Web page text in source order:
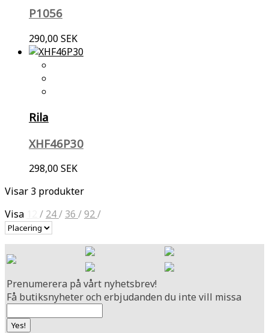
P1056
290,00 SEK
Rila
XHF46P30
298,00 SEK
Visar 3 produkter
Visa
/ 24/ 36 /92/
Prenumerera på vårt nyhetsbrev!
Få butiksnyheter och erbjudanden du inte vill missa